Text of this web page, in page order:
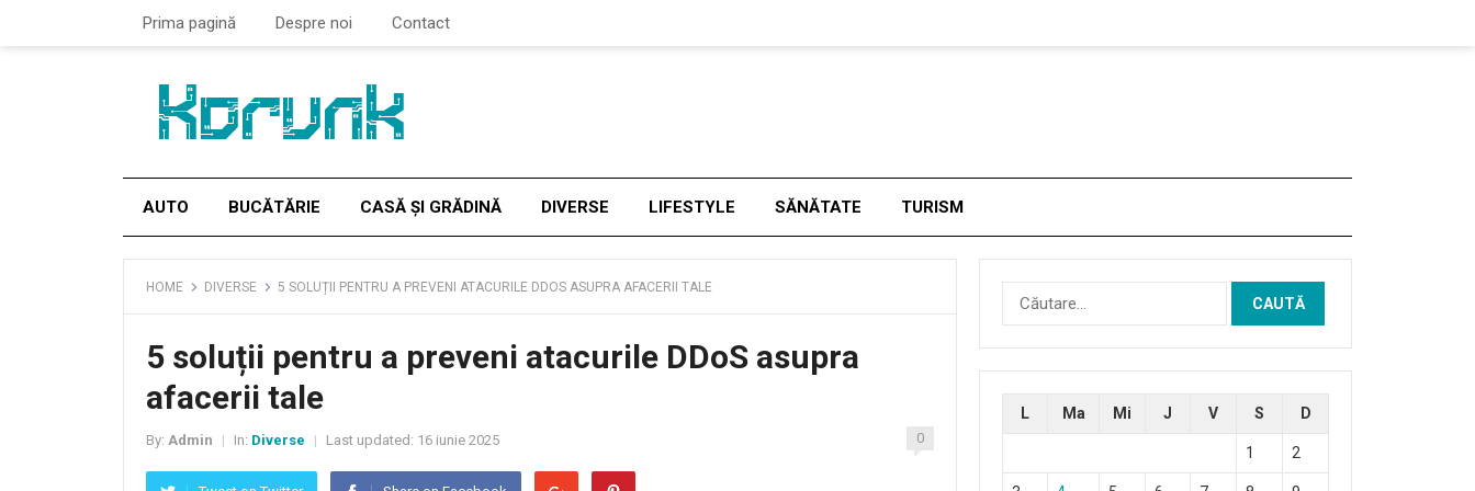
Prima pagină Despre noi Contact
AUTO BUCĂTĂRIE CASĂ ȘI GRĂDINĂ DIVERSE LIFESTYLE SĂNĂTATE TURISM
HOME DIVERSE 5 SOLUȚII PENTRU A PREVENI ATACURILE DDOS ASUPRA AFACERII TALE
5 soluții pentru a preveni atacurile DDoS asupra
afacerii tale
By: Admin In: Diverse Last updated: 16 iunie 2025 0
Caută
după:
L Ma Mi J V S D
1 2